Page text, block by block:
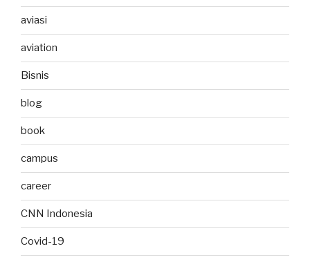
aviasi
aviation
Bisnis
blog
book
campus
career
CNN Indonesia
Covid-19